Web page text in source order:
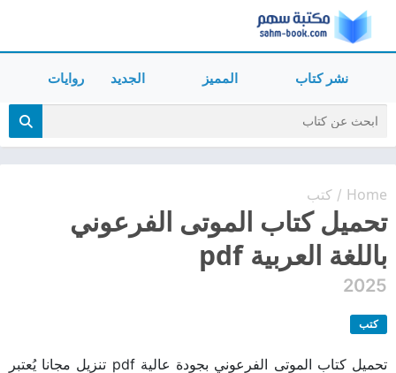
نشر كتاب المميز الجديد روايات
Home
/ كتب
تحميل كتاب الموتى الفرعوني
باللغة العربية pdf
2025
كتب
تحميل كتاب الموتى الفرعوني بجودة عالية pdf تنزيل مجانا يُعتبر